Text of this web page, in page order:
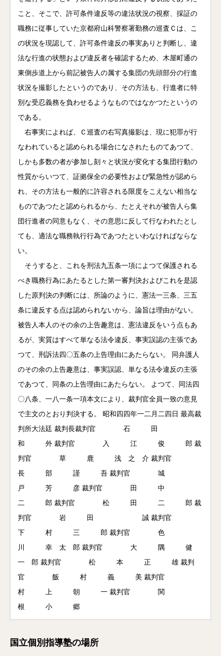
こと、そこで、許可条件違反等の違法状況の視察、採証の
職務に従事していた京都府山科警察署勤務の巡査Ｃは、こ
の状況を現認して、許可条件違反の事実ありと判断し、違
法な行進の状態および違反者を確認するため、木屋町通の
東側歩道上から前記被告人の属する集団の先頭部分の行進
状況を撮影したというのであり、その方法も、行進者に特
別な受忍義務を負わせるようなものではなかつたというの
である。
右事実によれば、Ｃ巡査の右写真撮影は、現に犯罪が行
なわれていると認められる場合になされたものてあつて、
しかも多数の者が参加し刻々と状況が変化する集団行動の
性質からいつて、証拠保全の必要性および緊急性が認めら
れ、その方法も一般的に許容される限度をこえない相当な
ものであつたと認められるから、たとえそれが被告人ら集
団行進者の同意もなく、その意思に反して行なわれたとし
ても、適法な職務執行行為であつたといわなければならな
い。
そうすると、これを刑法九五条一項によつて保護される
べき職務行為にあたるとした第一審判決およびこれを是認
した原判決の判断には、所論のように、憲法一三条、三五
条に違反する点は認められないから、論旨は理由がない。
被告人本人のその余の上告趣意は、憲法違反をいう点もあ
るが、実質はすべて単なる法令違反、事実誤認の主張であ
つて、刑訴法四〇五条の上告理由にあたらない。 同弁護人
のその余の上告趣意は、事実誤認、単なる法令違反の主張
であつて、同条の上告理由にあたらない。 よつて、同法四
〇八条、一八一条一項本文により、裁判官全員一致の意見
で主文のとおり判決する。 昭和四四年一二月二四日 最高裁
判所大法廷 裁判長裁判官 石 田
和 外 裁判官 入 江 俊 郎 裁
判官 草 鹿 浅 之 介 裁判官
長 部 謹 吾 裁判官 城
戸 芳 彦 裁判官 田 中
二 郎 裁判官 松 田 二 郎 裁
判官 岩 田 誠 裁判官
下 村 三 郎 裁判官 色
川 幸 太 郎 裁判官 大 隅 健
一 郎 裁判官 松 本 正 雄 裁判
官 飯 村 義 美 裁判官
村 上 朝 一 裁判官 関
根 小 郷
国立個別指導塾の場所